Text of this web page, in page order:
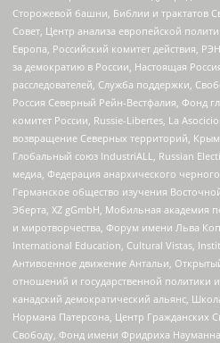
Сторожевой башни, Библии и трактатов
Совет, Центр анализа европейской
Европа, Российский комитет действия,
за демократию в России, Настоящая
расследователей, Служба поддержки,
Россия Северный Рейн-Вестфалия, Фонд
комитет России, Russie-Libertes, La
возвращение Северных территорий,
Глобальный союз IndustriALL, Russian
медиа, Федерация анархического
Германское общество изучения
Эберта, XZ gGmbH, Мобильная академия
и миротворчества, Форум имени Льва
International Education, Cultural Vistas,
Антивоенное движение Антальи,
отношений и государственной политики
канадский демократический альянс,
Нормана Патерсона, Центр Гражданских
Свободу, Фонд имени Фридриха